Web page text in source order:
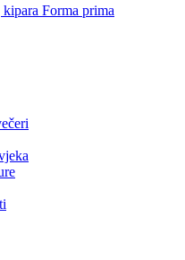
Forma prima